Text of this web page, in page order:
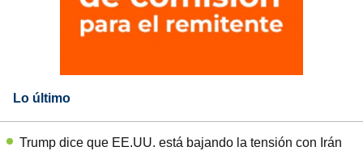
Lo último
Trump dice que EE.UU. está bajando la tensión con Irán